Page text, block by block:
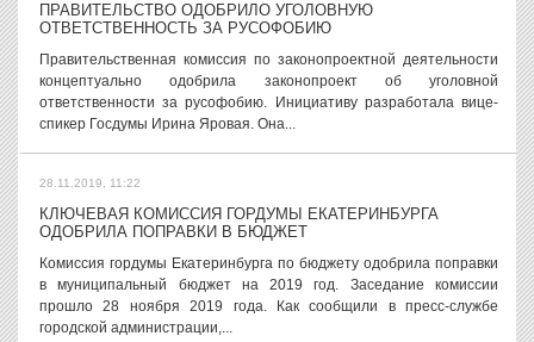
ПРАВИТЕЛЬСТВО ОДОБРИЛО УГОЛОВНУЮ
ОТВЕТСТВЕННОСТЬ ЗА РУСОФОБИЮ
Правительственная комиссия по законопроектной деятельности
концептуально одобрила законопроект об уголовной
ответственности за русофобию. Инициативу разработала вице-
спикер Госдумы Ирина Яровая. Она...
28.11.2019, 11:22
КЛЮЧЕВАЯ КОМИССИЯ ГОРДУМЫ ЕКАТЕРИНБУРГА
ОДОБРИЛА ПОПРАВКИ В БЮДЖЕТ
Комиссия гордумы Екатеринбурга по бюджету одобрила поправки
в муниципальный бюджет на 2019 год. Заседание комиссии
прошло 28 ноября 2019 года. Как сообщили в пресс-службе
городской администрации,...